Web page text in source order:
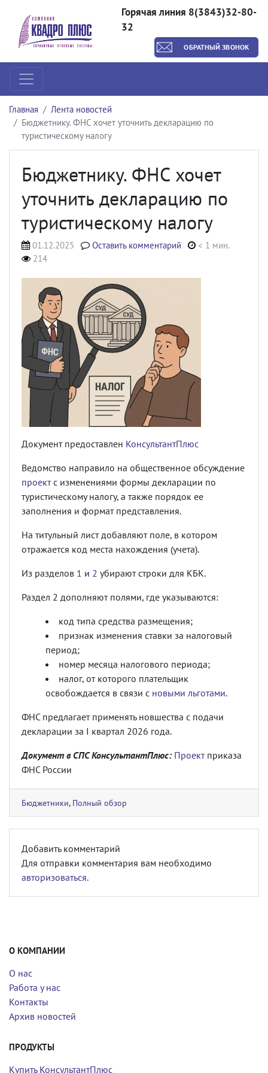
Горячая линия 8(3843)32-80-
32
ОБРАТНЫЙ ЗВОНОК
Главная
Лента новостей
Бюджетнику. ФНС хочет уточнить декларацию по
туристическому налогу
Бюджетнику. ФНС хочет
уточнить декларацию по
туристическому налогу
01.12.2025 Оставить комментарий
< 1 мин.
214
Документ предоставлен КонсультантПлюс
Ведомство направило на общественное обсуждение
проектс изменениями формы декларации по
туристическому налогу, а также порядок ее
заполнения и формат представления.
На титульный лист добавляют поле, в котором
отражается код места нахождения (учета).
Из разделов 1 и 2 убирают строки для КБК.
Раздел 2 дополняют полями, где указываются:
код типа средства размещения;
признак изменения ставки за налоговый
период;
номер месяца налогового периода;
налог, от которого плательщик
освобождается в связи с новыми льготами.
ФНС предлагает применять новшества с подачи
декларации за I квартал 2026 года.
Документ в СПС КонсультантПлюс: Проект приказа
ФНС России
Бюджетники, Полный обзор
Добавить комментарий
Для отправки комментария вам необходимо
авторизоваться.
О КОМПАНИИ
О нас
Работа у нас
Контакты
Архив новостей
ПРОДУКТЫ
Купить КонсультантПлюс